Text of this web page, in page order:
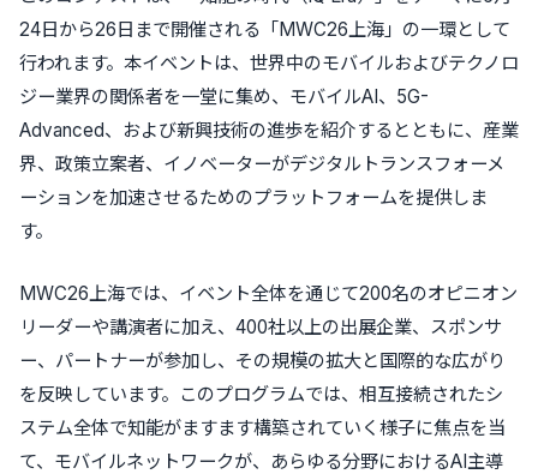
24日から26日まで開催される「MWC26上海」の一環として
行われます。本イベントは、世界中のモバイルおよびテクノロ
ジー業界の関係者を一堂に集め、モバイルAI、5G-
Advanced、および新興技術の進歩を紹介するとともに、産業
界、政策立案者、イノベーターがデジタルトランスフォーメ
ーションを加速させるためのプラットフォームを提供しま
す。
MWC26上海では、イベント全体を通じて200名のオピニオン
リーダーや講演者に加え、400社以上の出展企業、スポンサ
ー、パートナーが参加し、その規模の拡大と国際的な広がり
を反映しています。このプログラムでは、相互接続されたシ
ステム全体で知能がますます構築されていく様子に焦点を当
て、モバイルネットワークが、あらゆる分野におけるAI主導